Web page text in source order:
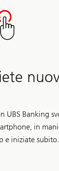
UBS Banking
in
e iniziate subito.